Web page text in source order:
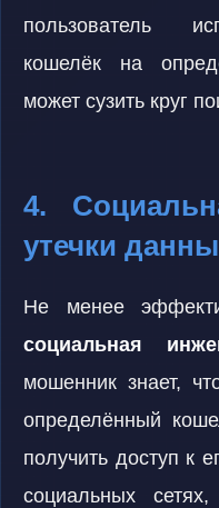
пользователь
кошелёк на
может сузить круг
4.
утечки
Не менее
социальная
мошенник знает,
определённый
получить доступ к
социальных